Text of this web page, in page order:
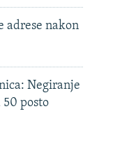
adrese nakon
Negiranje
50 posto